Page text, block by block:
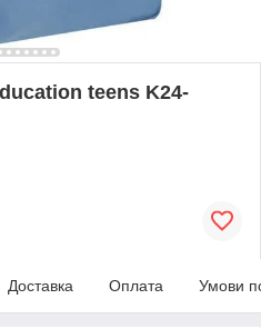
teens K24-
Доставка Оплата Умови